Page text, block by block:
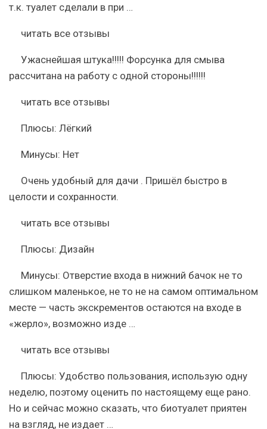
т.к. туалет сделали в при …
читать все отзывы
Ужаснейшая штука!!!!! Форсунка для смыва
рассчитана на работу с одной стороны!!!!!!
читать все отзывы
Плюсы: Лёгкий
Минусы: Нет
Очень удобный для дачи . Пришёл быстро в
целости и сохранности.
читать все отзывы
Плюсы: Дизайн
Минусы: Отверстие входа в нижний бачок не то
слишком маленькое, не то не на самом оптимальном
месте — часть экскрементов остаются на входе в
«жерло», возможно изде …
читать все отзывы
Плюсы: Удобство пользования, использую одну
неделю, поэтому оценить по настоящему еще рано.
Но и сейчас можно сказать, что биотуалет приятен
на взгляд, не издает …